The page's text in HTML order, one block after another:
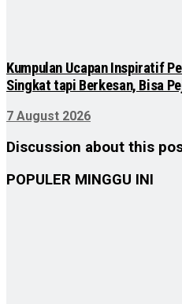
Kumpulan Ucapan Inspiratif
Singkat tapi Berkesan, Bisa
7 August 2026
Discussion about this
POPULER MINGGU INI